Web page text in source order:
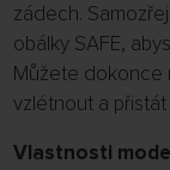
zádech.
obálky SAFE,
Můžete dokonce
vzlétnout a
Vlastnosti